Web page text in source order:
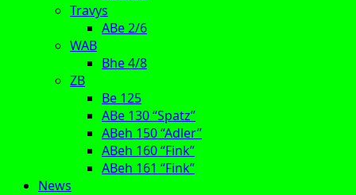
Travys
ABe 2/6
WAB
Bhe 4/8
ZB
Be 125
ABe 130 “Spatz”
ABeh 150 “Adler”
ABeh 160 “Fink”
ABeh 161 “Fink”
News